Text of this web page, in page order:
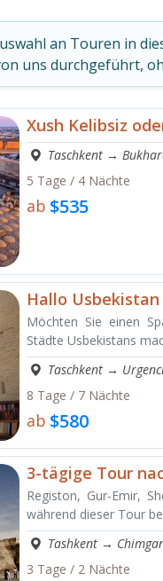
an Touren in
uns durchgeführt,
Xush Kelibsiz
Taschkent →
5 Tage / 4 Nächte
ab $535
Hallo Usbekistan
Möchten Sie einen
Städte Usbekistans
Taschkent →
8 Tage / 7 Nächte
ab $580
3-tägige Tour
Registon, Gur-Emir,
während dieser Tour
Tashkent →
3 Tage / 2 Nächte